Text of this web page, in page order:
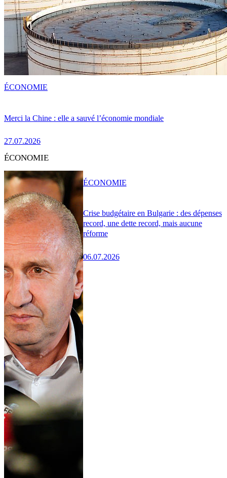
Merci la Chine : elle a sauvé l’économie mondiale
27.07.2026
ÉCONOMIE
ÉCONOMIE
Crise budgétaire en Bulgarie : des dépenses
record, une dette record, mais aucune
réforme
06.07.2026
ÉCONOMIE